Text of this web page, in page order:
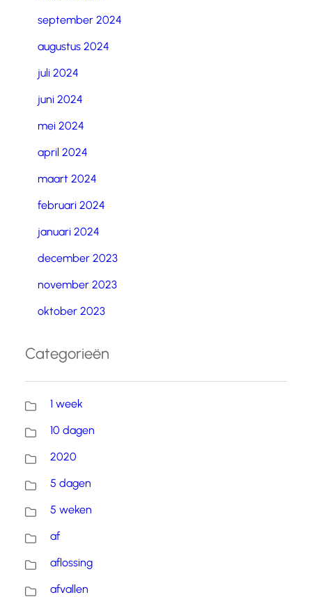
september 2024
augustus 2024
juli 2024
juni 2024
mei 2024
april 2024
maart 2024
februari 2024
januari 2024
december 2023
november 2023
oktober 2023
Categorieën
1 week
10 dagen
2020
5 dagen
5 weken
af
aflossing
afvallen